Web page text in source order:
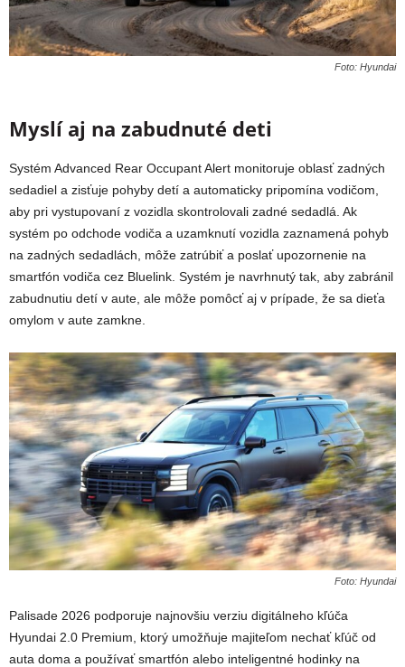
Foto: Hyundai
Myslí aj na zabudnuté deti
Systém Advanced Rear Occupant Alert monitoruje oblasť zadných
sedadiel a zisťuje pohyby detí a automaticky pripomína vodičom,
aby pri vystupovaní z vozidla skontrolovali zadné sedadlá. Ak
systém po odchode vodiča a uzamknutí vozidla zaznamená pohyb
na zadných sedadlách, môže zatrúbiť a poslať upozornenie na
smartfón vodiča cez Bluelink. Systém je navrhnutý tak, aby zabránil
zabudnutiu detí v aute, ale môže pomôcť aj v prípade, že sa dieťa
omylom v aute zamkne.
Foto: Hyundai
Palisade 2026 podporuje najnovšiu verziu digitálneho kľúča
Hyundai 2.0 Premium, ktorý umožňuje majiteľom nechať kľúč od
auta doma a používať smartfón alebo inteligentné hodinky na